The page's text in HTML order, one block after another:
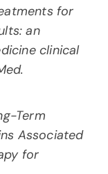
for
an
clinical
Term
Associated
for